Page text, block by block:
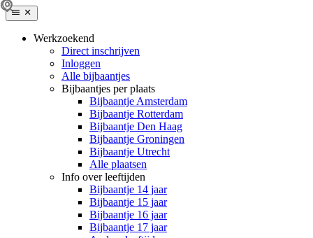
Werkzoekend
Direct inschrijven
Inloggen
Alle bijbaantjes
Bijbaantjes per plaats
Bijbaantje Amsterdam
Bijbaantje Rotterdam
Bijbaantje Den Haag
Bijbaantje Groningen
Bijbaantje Utrecht
Alle plaatsen
Info over leeftijden
Bijbaantje 14 jaar
Bijbaantje 15 jaar
Bijbaantje 16 jaar
Bijbaantje 17 jaar